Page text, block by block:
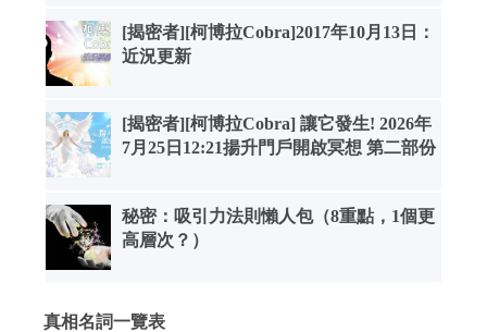
[揭密者][柯博拉Cobra]2017年10月13日：
近況更新
[揭密者][柯博拉Cobra] 讓它發生! 2026年
7月25日12:21揚升門戶開啟冥想 第二部份
秘密：吸引力法則懶人包（8重點，1個更
高層次？）
真相名詞一覽表